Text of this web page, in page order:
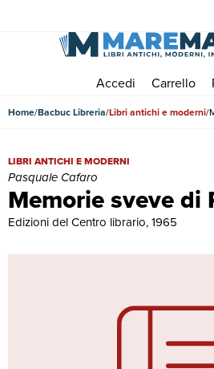
Accedi Carrello
Home Bacbuc Libreria Libri antichi e moderni
Memorie sveve di
Memorie sveve di Puglia | Libri antichi e
LIBRI ANTICHI E MODERNI
Pasquale Cafaro
Edizioni del Centro librario, 1965